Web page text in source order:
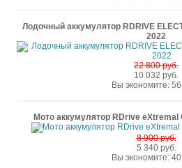
Лодочный аккумулятор RDRIVE
2022
22 800 руб.
10 032 руб.
Вы экономите:
Мото аккумулятор RDrive eXtremal
8 900 руб.
5 340 руб.
Вы экономите: